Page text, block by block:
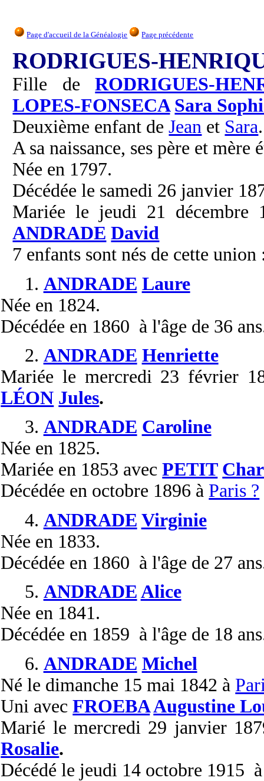
Page d'accueil de la Généalogie Page précédente
RODRIGUES-
Fille deRODRIGUES-
LOPES-FONSECA Sara
Deuxième enfant deJean et Sara.
A sa naissance, ses père et mère
Née en 1797.
Décédée le samedi 26 janvier
Mariée le jeudi 21 décembre
ANDRADE David
7 enfants sont nés de cette union
1. ANDRADE Laure
Née en 1824.
Décédée en 1860 à l'âge de 36
2. ANDRADE Henriette
Mariée le mercredi 23 février
LÉON Jules.
3. ANDRADE Caroline
Née en 1825.
Mariée en 1853 avecPETIT
Décédée en octobre 1896 à Paris ?
4. ANDRADE Virginie
Née en 1833.
Décédée en 1860 à l'âge de 27
5. ANDRADE Alice
Née en 1841.
Décédée en 1859 à l'âge de 18
6. ANDRADE Michel
Né le dimanche 15 mai 1842 à
Uni avecFROEBAAugustine
Marié le mercredi 29 janvier
Rosalie.
Décédé le jeudi 14 octobre 1915